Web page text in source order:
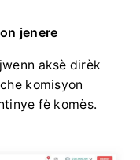
jenere
aksè dirèk
komisyon
fè komès.